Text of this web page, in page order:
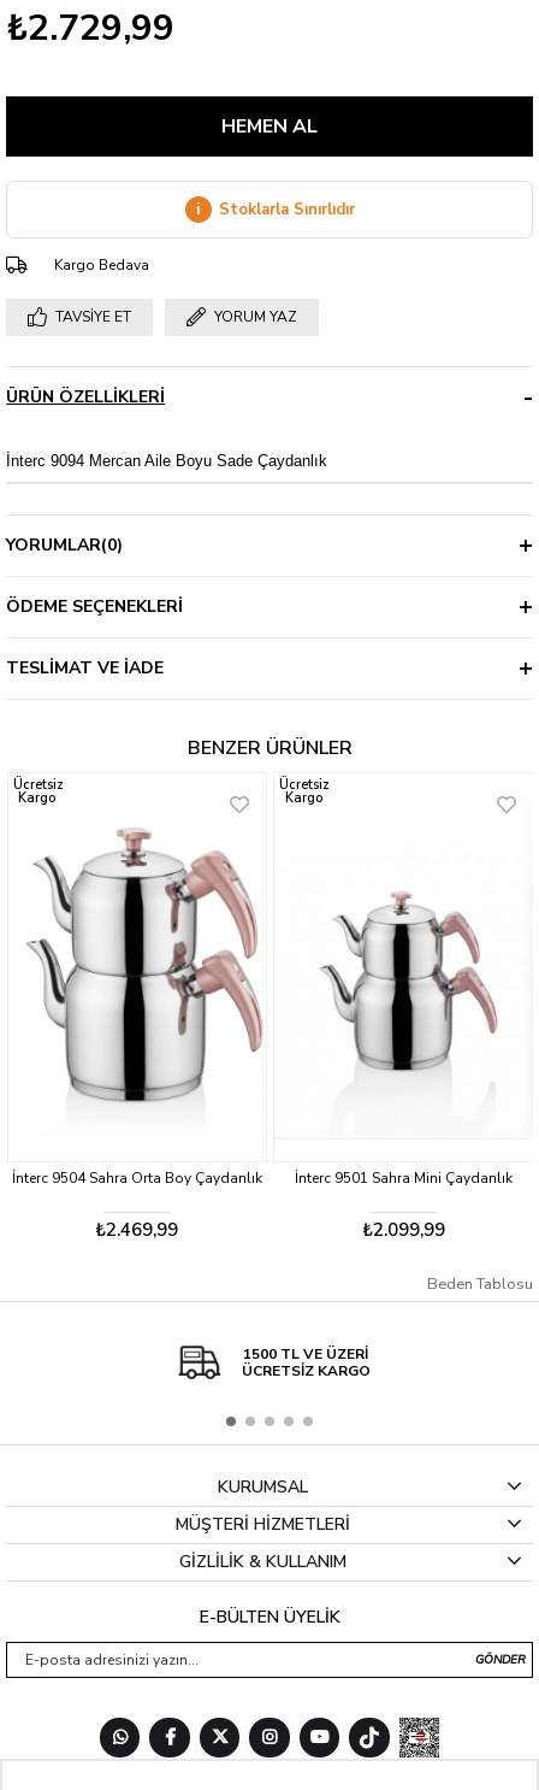
₺2.729,99
i Stoklarla Sınırlıdır
Kargo Bedava
TAVSIYE ET YORUM YAZ
ÜRÜN ÖZELLIKLERI
İnterc 9094 Mercan Aile Boyu Sade Çaydanlık
YORUMLAR(0)
ÖDEME SEÇENEKLERI
TESLIMAT VE İADE
BENZER ÜRÜNLER
Çaydanlık İnterc 9501 Sahra Mini Çaydanlık
İnterc 9524 Hanzade
Beden Tablosu
1500 TL VE ÜZERİ
ÜCRETSİZ KARGO
KURUMSAL
MÜŞTERİ HİZMETLERİ
GİZLİLİK & KULLANIM
E-BÜLTEN ÜYELİK
GÖNDER